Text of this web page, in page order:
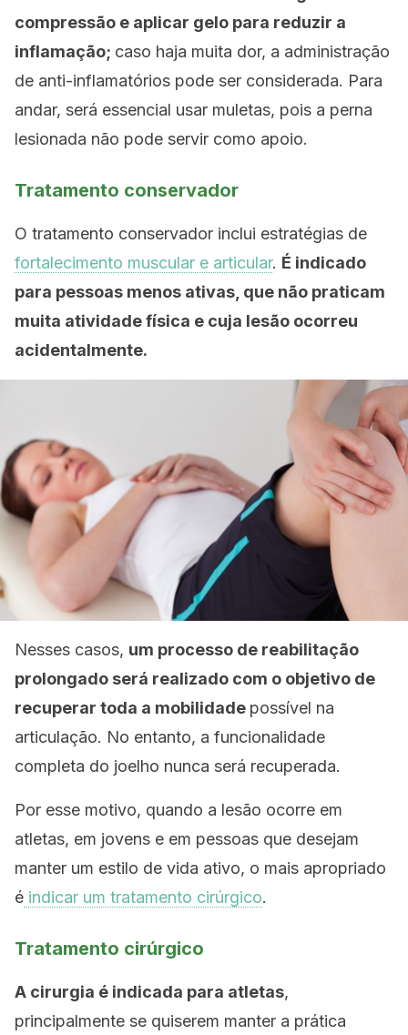
compressão e aplicar gelo para reduzir a
inflamação; caso haja muita dor, a administração
de anti-inflamatórios pode ser considerada. Para
andar, será essencial usar muletas, pois a perna
lesionada não pode servir como apoio.
Tratamento conservador
O tratamento conservador inclui estratégias de
fortalecimento muscular e articular. É indicado
para pessoas menos ativas, que não praticam
muita atividade física e cuja lesão ocorreu
acidentalmente.
Nesses casos, um processo de reabilitação
prolongado será realizado com o objetivo de
recuperar toda a mobilidade possível na
articulação. No entanto, a funcionalidade
completa do joelho nunca será recuperada.
Por esse motivo, quando a lesão ocorre em
atletas, em jovens e em pessoas que desejam
manter um estilo de vida ativo, o mais apropriado
é indicar um tratamento cirúrgico.
Tratamento cirúrgico
A cirurgia é indicada para atletas,
principalmente se quiserem manter a prática